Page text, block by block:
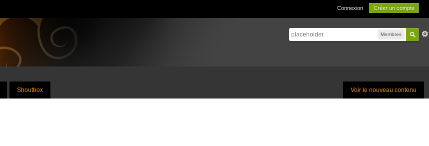
Connexion Créer un compte
Membres
Voir le nouveau contenu
Shoutbox